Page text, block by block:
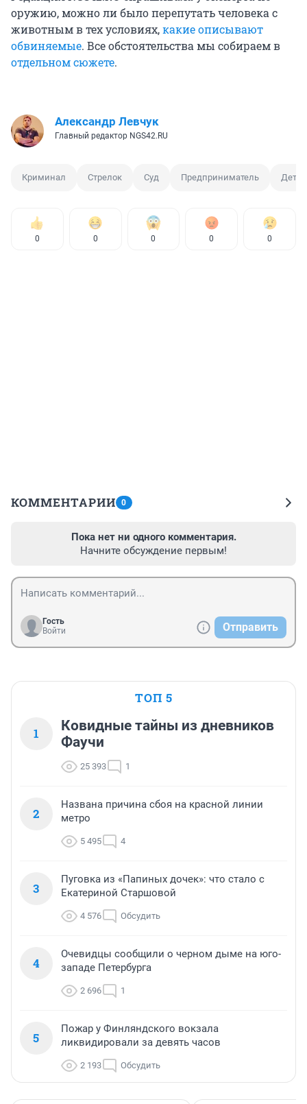
оружию, можно ли было перепутать человека с
животным в тех условиях,какие описывают
обвиняемые. Все обстоятельства мы собираем в
отдельном сюжете.
Александр Левчук
Главный редактор NGS42.RU
Криминал Стрелок Суд Предприниматель
0 0 0 0 0
КОММЕНТАРИИ 0
Пока нет ни одного комментария.
Начните обсуждение первым!
Гость
Войти
Отправить
ТОП 5
1
Ковидные тайны из дневников
Фаучи
25 393 1
2
Названа причина сбоя на красной линии
метро
5 495 4
3
Пуговка из «Папиных дочек»: что стало с
Екатериной Старшовой
4 576 Обсудить
4
Очевидцы сообщили о черном дыме на юго-
западе Петербурга
2 696 1
5
Пожар у Финляндского вокзала
ликвидировали за девять часов
2 193 Обсудить